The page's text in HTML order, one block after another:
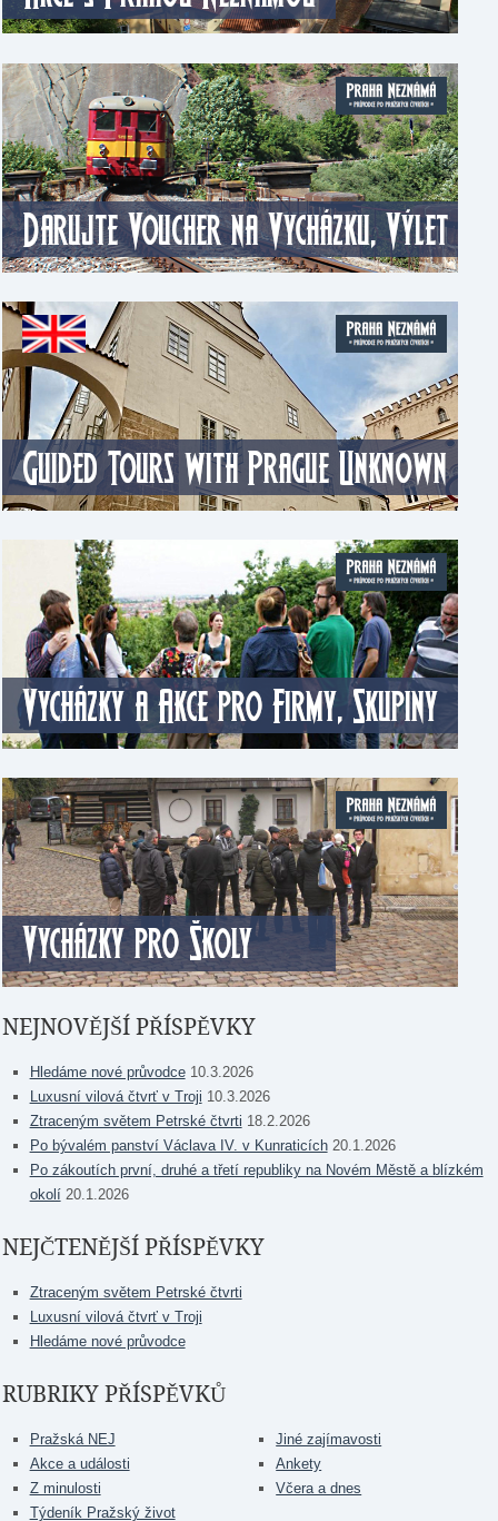
NEJNOVĚJŠÍ PŘÍSPĚVKY
Hledáme nové průvodce 10.3.2026
Luxusní vilová čtvrť v Troji 10.3.2026
Ztraceným světem Petrské čtvrti 18.2.2026
Po bývalém panství Václava IV. v Kunraticích 20.1.2026
Po zákoutích první, druhé a třetí republiky na Novém Městě a blízkém
okolí 20.1.2026
NEJČTENĚJŠÍ PŘÍSPĚVKY
Ztraceným světem Petrské čtvrti
Luxusní vilová čtvrť v Troji
Hledáme nové průvodce
RUBRIKY PŘÍSPĚVKŮ
Pražská NEJ
Akce a události
Z minulosti
Týdeník Pražský život
Jiné zajímavosti
Ankety
Včera a dnes